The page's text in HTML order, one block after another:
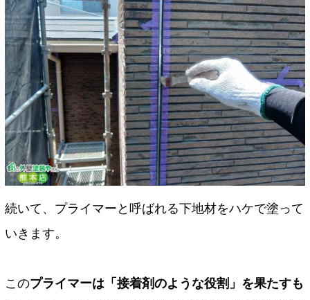
続いて、プライマーと呼ばれる下地材をハケで塗って
いきます。
このプライマーは「接着剤のような役割」を果たすも